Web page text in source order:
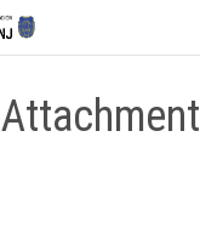
Attachment